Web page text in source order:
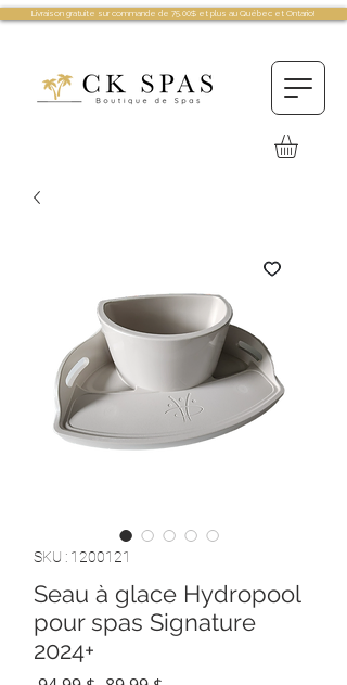
Livraison gratuite sur commande de 75.00$ et plus au Québec et Ontario!
SKU : 1200121
Seau à glace Hydropool
pour spas Signature
2024+